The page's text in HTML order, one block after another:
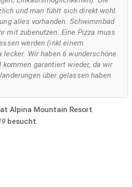
und man fühlt sich direkt wohl.
alles vorhanden. Schwimmbad
mit zubenutzen. Eine Pizza muss
werden (inkl einem
Wir haben 6 wunderschöne
kommen garantiert wieder, da wir
über gelassen haben
Alpina Mountain Resort
besucht.